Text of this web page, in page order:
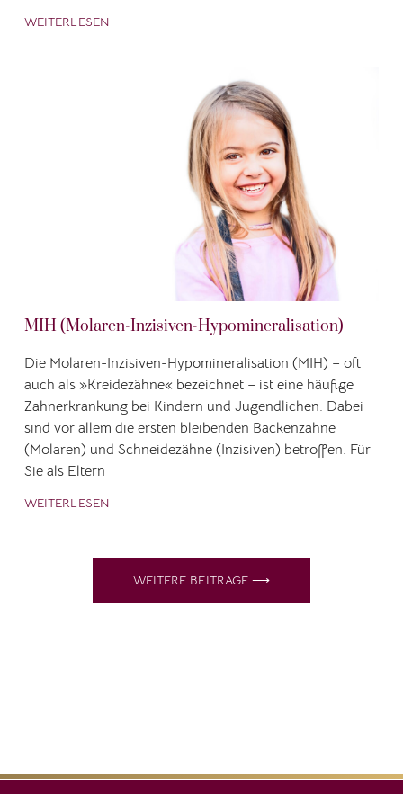
WEITERLESEN
MIH (Molaren-Inzisiven-Hypomineralisation)
Die Molaren-Inzisiven-Hypomineralisation (MIH) – oft
auch als »Kreidezähne« bezeichnet – ist eine häufige
Zahnerkrankung bei Kindern und Jugendlichen. Dabei
sind vor allem die ersten bleibenden Backenzähne
(Molaren) und Schneidezähne (Inzisiven) betroffen. Für
Sie als Eltern
WEITERLESEN
WEITERE BEITRÄGE ⟶